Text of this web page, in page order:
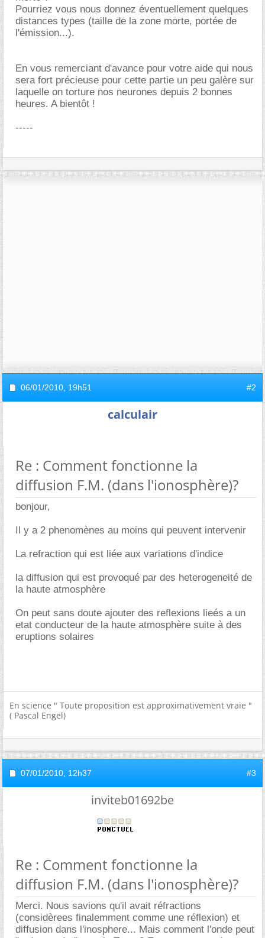
Pourriez vous nous donnez éventuellement quelques
distances types (taille de la zone morte, portée de
l'émission...).
En vous remerciant d'avance pour votre aide qui nous
sera fort précieuse pour cette partie un peu galère sur
laquelle on torture nos neurones depuis 2 bonnes
heures. A bientôt !
-----
06/01/2010, 19h51 #2
calculair
Re : Comment fonctionne la
diffusion F.M. (dans l'ionosphère)?
bonjour,
Il y a 2 phenomènes au moins qui peuvent intervenir
La refraction qui est liée aux variations d'indice
la diffusion qui est provoqué par des heterogeneité de
la haute atmosphère
On peut sans doute ajouter des reflexions lieés a un
etat conducteur de la haute atmosphère suite à des
eruptions solaires
En science " Toute proposition est approximativement vraie "
( Pascal Engel)
07/01/2010, 12h37 #3
inviteb01692be
Re : Comment fonctionne la
diffusion F.M. (dans l'ionosphère)?
Merci. Nous savions qu'il avait réfractions
(considèrees finalemment comme une réflexion) et
diffusion dans l'inosphere... Mais comment l'onde peut